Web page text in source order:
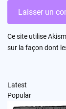
Ce site utilise
sur la façon dont
Latest
Popular